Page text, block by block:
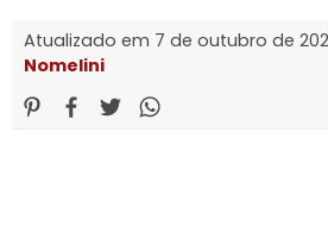
Atualizado em 7 de outubro de
Nomelini